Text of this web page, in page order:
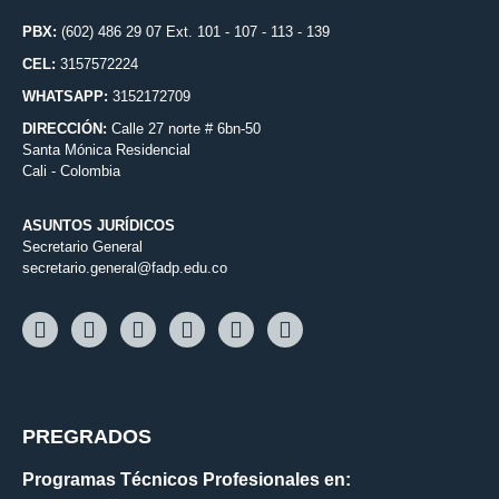
PBX: (602) 486 29 07 Ext. 101 - 107 - 113 - 139
CEL: 3157572224
WHATSAPP: 3152172709
DIRECCIÓN: Calle 27 norte # 6bn-50
Santa Mónica Residencial
Cali - Colombia
ASUNTOS JURÍDICOS
Secretario General
secretario.general@fadp.edu.co
PREGRADOS
Programas Técnicos Profesionales en: